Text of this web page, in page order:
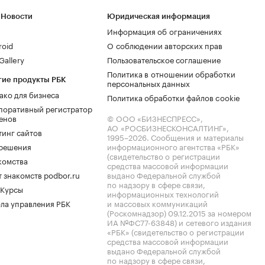
продукты РБК
для бизнеса
регистратор
сайтов
знакомств podbor.ru
управления РБК
Юридическая информация
Информация об ограничениях
О соблюдении авторских прав
Пользовательское соглашение
Политика в отношении обработки
персональных данных
Политика обработки файлов cookie
© ООО «БИЗНЕСПРЕСС»,
АО «РОСБИЗНЕСКОНСАЛТИНГ»,
1995–2026. Сообщения и материалы
информационного агентства «РБК»
(свидетельство о регистрации
средства массовой информации
выдано Федеральной службой
по надзору в сфере связи,
информационных технологий
и массовых коммуникаций
(Роскомнадзор) 09.12.2015 за номером
ИА №ФС77-63848) и сетевого издания
«РБК» (свидетельство о регистрации
средства массовой информации
выдано Федеральной службой
по надзору в сфере связи,